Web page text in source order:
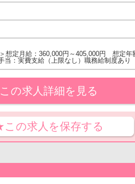
想定月給：360,000円～405,000円 想定
：実費支給（上限なし）職務給制度あ
この求人詳細を見る
の求人を保存する